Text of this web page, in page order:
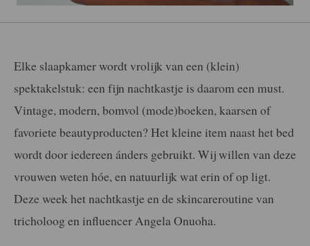
Elke slaapkamer wordt vrolijk van een (klein)
spektakelstuk: een fijn nachtkastje is daarom een must.
Vintage, modern, bomvol (mode)boeken, kaarsen of
favoriete beautyproducten? Het kleine item naast het bed
wordt door iedereen ánders gebruikt. Wij willen van deze
vrouwen weten hóe, en natuurlijk wat erin of op ligt.
Deze week het nachtkastje en de skincareroutine van
tricholoog en influencer Angela Onuoha.